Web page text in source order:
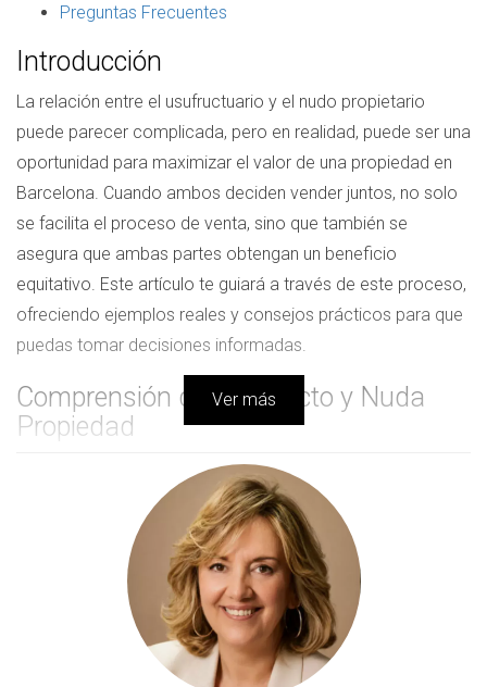
Preguntas Frecuentes
Introducción
La relación entre el usufructuario y el nudo propietario
puede parecer complicada, pero en realidad, puede ser una
oportunidad para maximizar el valor de una propiedad en
Barcelona. Cuando ambos deciden vender juntos, no solo
se facilita el proceso de venta, sino que también se
asegura que ambas partes obtengan un beneficio
equitativo. Este artículo te guiará a través de este proceso,
ofreciendo ejemplos reales y consejos prácticos para que
puedas tomar decisiones informadas.
Comprensión del Usufructo y Nuda
Propiedad
El usufructo es el derecho a disfrutar de una propiedad
ajena, mientras que la nuda propiedad se refiere a la
titularidad del bien sin el derecho a usarlo. Esta dualidad
puede surgir en diversas situaciones, como herencias o
donaciones. Cuando un usufructuario y un nudo propietario
deciden vender juntos, es crucial que comprendan sus
derechos y responsabilidades. La colaboración entre
ambos puede facilitar no solo la venta sino también la
Ver más